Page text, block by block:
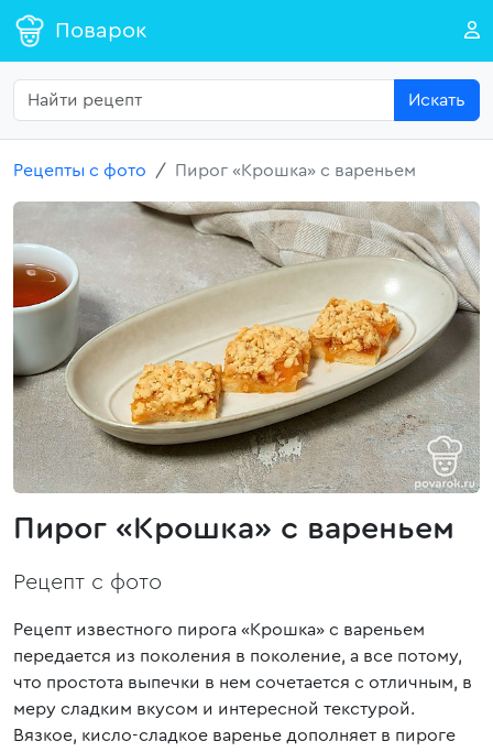
Поварок
Искать
Рецепты с фото Пирог «Крошка» с вареньем
Пирог «Крошка» с вареньем
Рецепт с фото
Рецепт известного пирога «Крошка» с вареньем
передается из поколения в поколение, а все потому,
что простота выпечки в нем сочетается с отличным, в
меру сладким вкусом и интересной текстурой.
Вязкое, кисло-сладкое варенье дополняет в пироге